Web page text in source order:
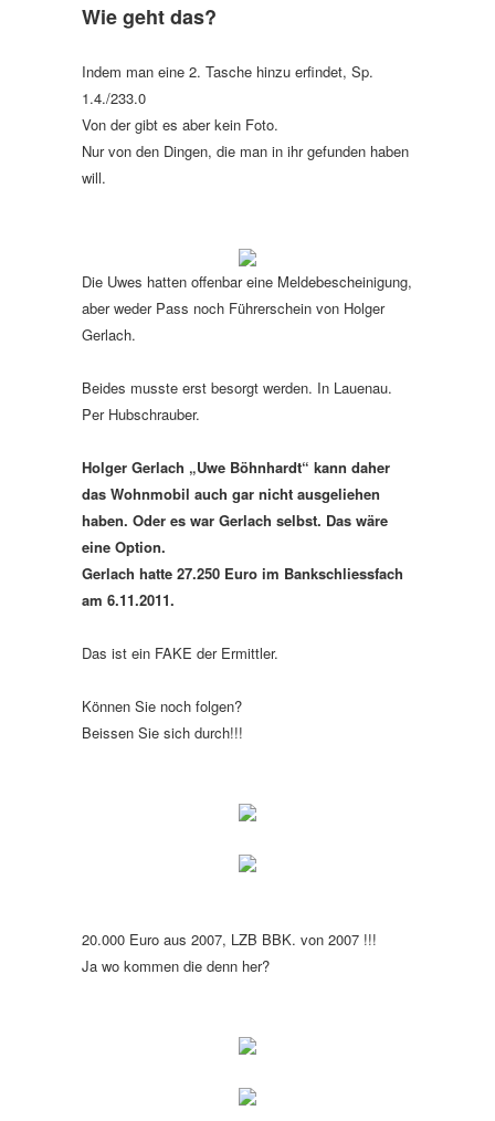
Wie geht das?
Indem man eine 2. Tasche hinzu erfindet, Sp.
1.4./233.0
Von der gibt es aber kein Foto.
Nur von den Dingen, die man in ihr gefunden haben
will.
Die Uwes hatten offenbar eine Meldebescheinigung,
aber weder Pass noch Führerschein von Holger
Gerlach.
Beides musste erst besorgt werden. In Lauenau.
Per Hubschrauber.
Holger Gerlach „Uwe Böhnhardt“ kann daher
das Wohnmobil auch gar nicht ausgeliehen
haben. Oder es war Gerlach selbst. Das wäre
eine Option.
Gerlach hatte 27.250 Euro im Bankschliessfach
am 6.11.2011.
Das ist ein FAKE der Ermittler.
Können Sie noch folgen?
Beissen Sie sich durch!!!
20.000 Euro aus 2007, LZB BBK. von 2007 !!!
Ja wo kommen die denn her?